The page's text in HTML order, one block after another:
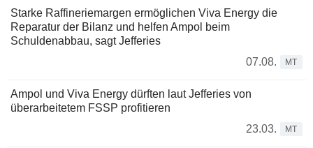
Starke Raffineriemargen ermöglichen Viva Energy die
Reparatur der Bilanz und helfen Ampol beim
Schuldenabbau, sagt Jefferies
07.08.
MT
Ampol und Viva Energy dürften laut Jefferies von
überarbeitetem FSSP profitieren
23.03.
MT